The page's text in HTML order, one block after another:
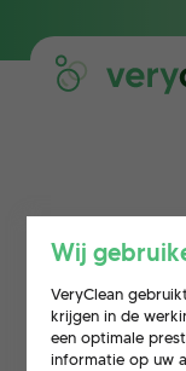
Wij
VeryClean
krijgen in de
een optimale
informatie op uw